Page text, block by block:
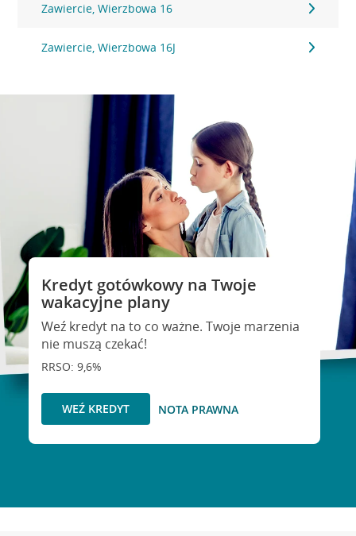
Zawiercie, Wierzbowa 16
Zawiercie, Wierzbowa 16J
Kredyt gotówkowy na Twoje
wakacyjne plany
Weź kredyt na to co ważne. Twoje marzenia
nie muszą czekać!
RRSO: 9,6%
WEŹ KREDYT NOTA PRAWNA